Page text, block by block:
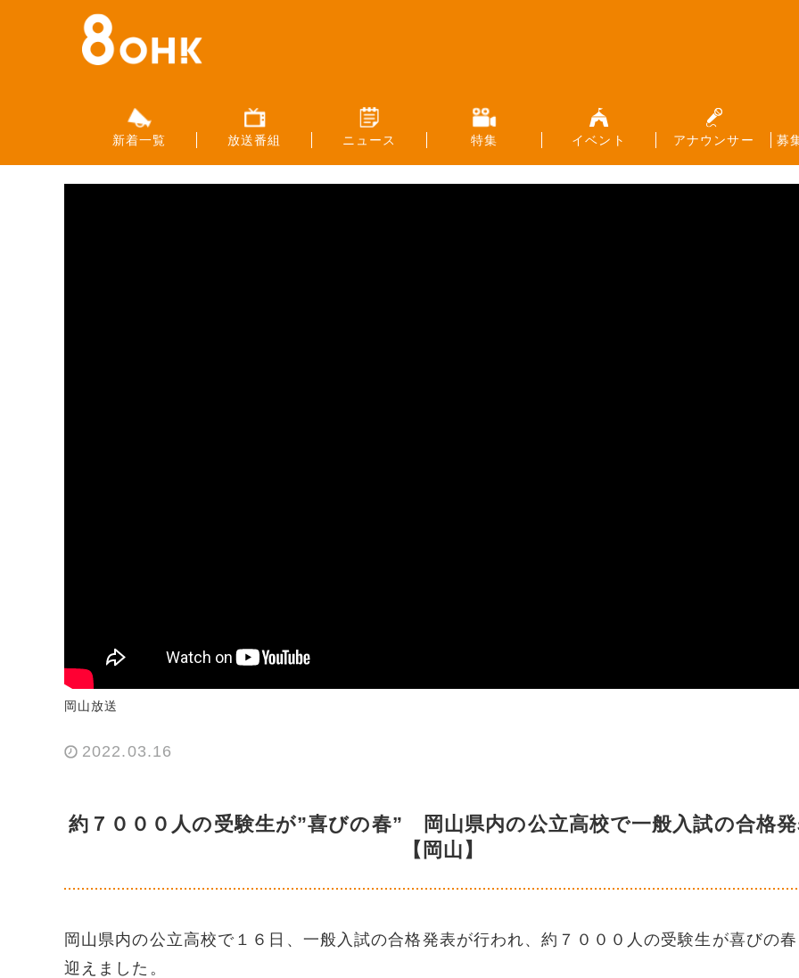
新着一覧 放送番組 ニュース 特集 イベント アナウンサー 募
岡山放送
2022.03.16
約７０００人の受験生が”喜びの春” 岡山県内の公立高校で一般入試の合格
【岡山】
岡山県内の公立高校で１６日、一般入試の合格発表が行われ、約７０００人の受験生が喜びの
迎えました。